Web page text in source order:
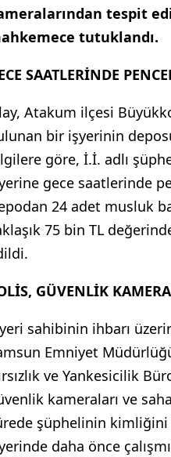
tespit
tutuklandı.
SAATLERİNDE
Atakum ilçesi
bir işyerinin
göre, İ.İ. adlı
gece saatlerinde
24 adet musluk
75 bin TL
GÜVENLİK
sahibinin ihbarı
Emniyet
ve Yankesicilik
kameraları ve
şüphelinin kimliğini
daha önce